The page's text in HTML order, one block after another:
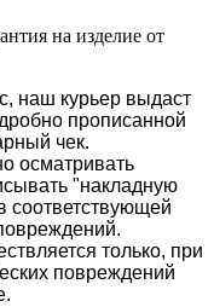
на изделие от
наш курьер выдаст
прописанной
чек.
осматривать
"накладную
соответствующей
только, при
повреждений